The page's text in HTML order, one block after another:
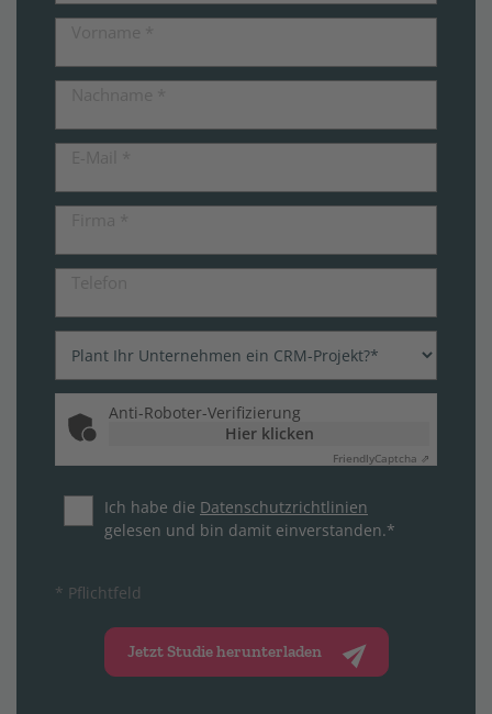
Anti-Roboter-Verifizierung
Hier klicken
FriendlyCaptcha ⇗
Ich habe die Datenschutzrichtlinien
gelesen und bin damit einverstanden.*
* Pflichtfeld
Jetzt Studie herunterladen